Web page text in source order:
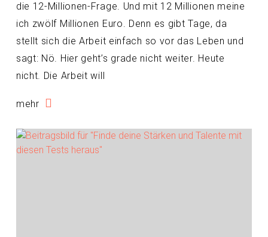
die 12-Millionen-Frage. Und mit 12 Millionen meine
ich zwölf Millionen Euro. Denn es gibt Tage, da
stellt sich die Arbeit einfach so vor das Leben und
sagt: Nö. Hier geht’s grade nicht weiter. Heute
nicht. Die Arbeit will
mehr